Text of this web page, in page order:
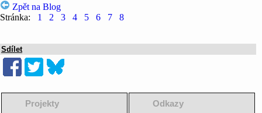
Zpět na Blog
Stránka:
1 2 3 4 5 6 7 8
Sdílet
Projekty Odkazy